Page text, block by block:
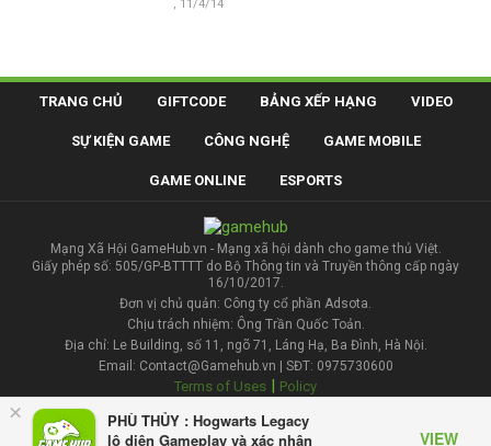
×
PHÙ THỦY : Hogwarts Legacy
lộ diện Gameplay và xác nhận
VIEW
, 11/4/14
TRANG CHỦ GIFTCODE BẢNG XẾP HẠNG VIDEO
SỰ KIỆN GAME CÔNG NGHỆ GAME MOBILE
GAME ONLINE ESPORTS
Mạng Xã Hội GameHub.vn - Mạng xã hội dành cho game thủ Việt.
Giấy phép số: 505/GP-BTTTT do Bộ Thông tin và Truyền thông cấp ngày
16/10/2017.
Đơn vị chủ quản: Công ty cổ phần Adsota.
Chịu trách nhiệm: Ông Trần Quốc Toản.
Địa chỉ: Le Building, số 11, ngõ 71, Láng Hạ, Ba Đình, Hà Nội.
Email: Contact@Gamehub.vn | SĐT: 0975730600
Terms of Uses | Policy
Liên hệ đăng bài